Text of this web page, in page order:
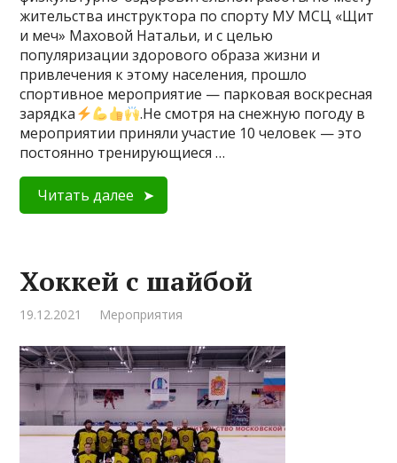
жительства инструктора по спорту МУ МСЦ «Щит
и меч» Маховой Натальи, и с целью
популяризации здорового образа жизни и
привлечения к этому населения, прошло
спортивное мероприятие — парковая воскресная
зарядка
.Не смотря на снежную погоду в
мероприятии приняли участие 10 человек — это
постоянно тренирующиеся …
Читать далее
Хоккей с шайбой
19.12.2021 Мероприятия